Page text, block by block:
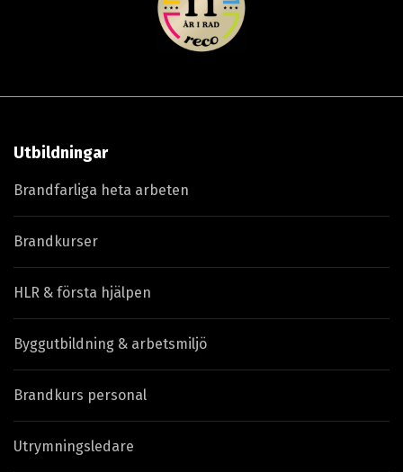
Utbildningar
Brandfarliga heta arbeten
Brandkurser
HLR & första hjälpen
Byggutbildning & arbetsmiljö
Brandkurs personal
Utrymningsledare